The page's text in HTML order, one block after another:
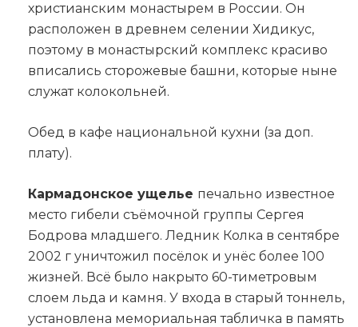
христианским монастырем в России. Он
расположен в древнем селении Хидикус,
поэтому в монастырский комплекс красиво
вписались сторожевые башни, которые ныне
служат колокольней.
Обед в кафе национальной кухни (за доп.
плату).
Кармадонское ущелье печально известное
место гибели съёмочной группы Сергея
Бодрова младшего. Ледник Колка в сентябре
2002 г уничтожил посёлок и унёс более 100
жизней. Всё было накрыто 60-тиметровым
слоем льда и камня. У входа в старый тоннель,
установлена мемориальная табличка в память